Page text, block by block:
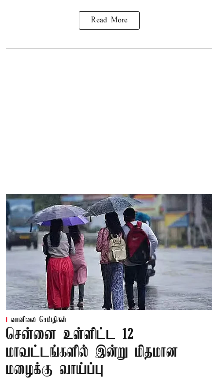
Read More
வானிலை செய்திகள்
சென்னை உள்ளிட்ட 12
மாவட்டங்களில் இன்று மிதமான
மழைக்கு வாய்ப்பு